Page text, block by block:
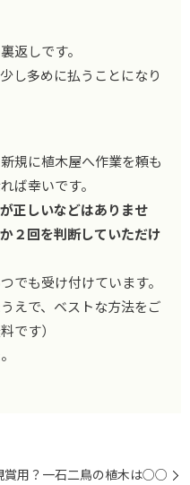
返しです。
し多めに払うことになり
規に植木屋へ作業を頼も
ば幸いです。
正しいなどはありませ
２回を判断していただけ
でも受け付けています。
えで、ベストな方法をご
です）
賞用？一石二鳥の植木は○○